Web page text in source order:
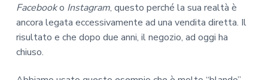
Facebooko Instagram, questo perché la sua realtà è
ancora legata eccessivamente ad una vendita diretta. Il
risultato e che dopo due anni, il negozio, ad oggi ha
chiuso.